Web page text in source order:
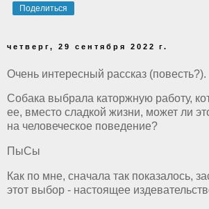
Поделиться
четверг, 29 сентября 2022 г.
Очень интересный рассказ (повесть?).
Собака выбрала каторжную работу,
ее, вместо сладкой жизни, может ли
на человеческое поведение?
ПыСы
Как по мне, сначала так показалось,
этот выбор - настоящее